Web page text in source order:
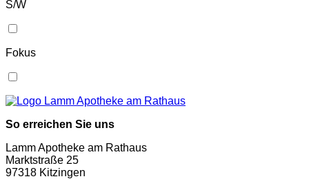
S/W
Fokus
So erreichen Sie uns
Lamm Apotheke am Rathaus
Marktstraße 25
97318 Kitzingen